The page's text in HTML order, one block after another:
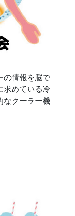
の情報を脳で
求めている冷
なクーラー機